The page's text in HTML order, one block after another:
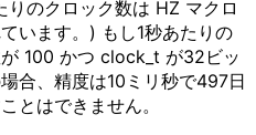
りのクロック数は HZ マクロ
います。) もし1秒あたりの
100 かつ clock_t が32ビッ
合、精度は10ミリ秒で497日
とはできません。